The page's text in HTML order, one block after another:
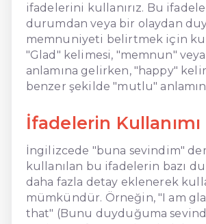
ifadelerini kullanırız. Bu
durumdan veya bir olaydan
memnuniyeti belirtmek için
"Glad" kelimesi, "memnun"
anlamına gelirken, "happy"
benzer şekilde "mutlu"
İfadelerin Kullanımı
İngilizcede "buna sevindim"
kullanılan bu ifadelerin bazı
daha fazla detay eklenerek
mümkündür. Örneğin, "I am
that" (Bunu duyduğuma